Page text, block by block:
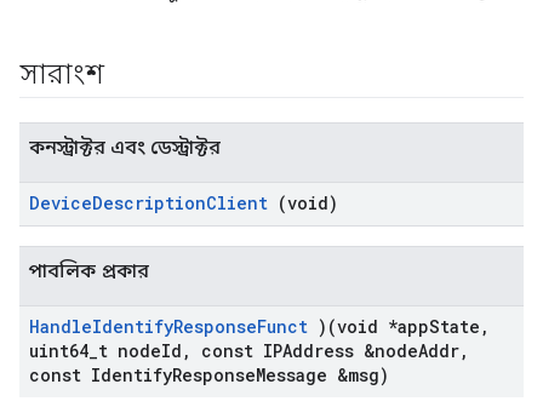
সারাংশ
কনস্ট্রাক্টর এবং ডেস্ট্রাক্টর
DeviceDescriptionClient (void)
পাবলিক প্রকার
HandleIdentifyResponseFunct )(void *appState ,
uint64 t nodeId , const IPAddress &nodeAddr,
const IdentifyResponseMessage &msg)